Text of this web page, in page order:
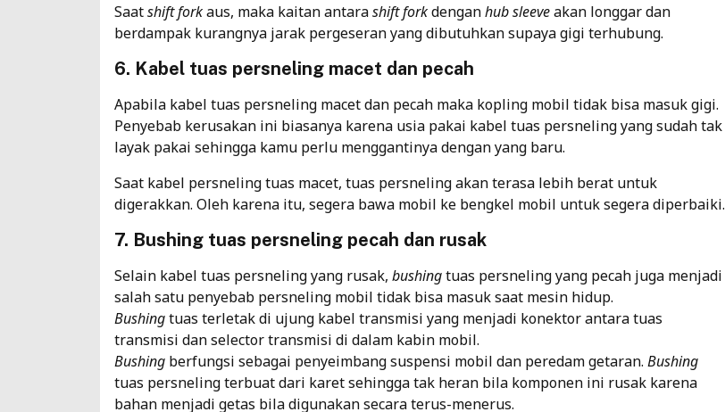
Saatshift forkaus, maka kaitan antarashift forkdenganhub sleeveakan longgar dan
berdampak kurangnya jarak pergeseran yang dibutuhkan supaya gigi terhubung.
6. Kabel tuas persneling macet dan pecah
Apabila kabel tuas persneling macet dan pecah maka kopling mobil tidak bisa masuk gigi.
Penyebab kerusakan ini biasanya karena usia pakai kabel tuas persneling yang sudah tak
layak pakai sehingga kamu perlu menggantinya dengan yang baru.
Saat kabel persneling tuas macet, tuas persneling akan terasa lebih berat untuk
digerakkan. Oleh karena itu, segera bawa mobil ke bengkel mobil untuk segera diperbaiki.
7. Bushing tuas persneling pecah dan rusak
Selain kabel tuas persneling yang rusak, bushingtuas persneling yang pecah juga menjadi
salah satu penyebab persneling mobil tidak bisa masuk saat mesin hidup.
Bushingtuas terletak di ujung kabel transmisi yang menjadi konektor antara tuas
transmisi dan selector transmisi di dalam kabin mobil.
Bushing berfungsi sebagai penyeimbang suspensi mobil dan peredam getaran. Bushing
tuas persneling terbuat dari karet sehingga tak heran bila komponen ini rusak karena
bahan menjadi getas bila digunakan secara terus-menerus.